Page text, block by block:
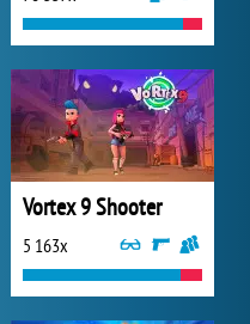
Vortex 9 Shooter
5 163x